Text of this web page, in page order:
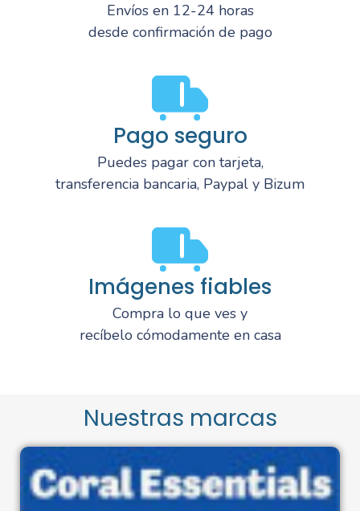
Envíos en 12-24 horas
desde confirmación de pago
Pago seguro
Puedes pagar con tarjeta,
transferencia bancaria, Paypal y Bizum
Imágenes fiables
Compra lo que ves y
recíbelo cómodamente en casa
Nuestras marcas